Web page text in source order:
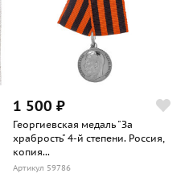
1 500 ₽
Георгиевская медаль "За
храбрость" 4-й степени. Россия,
копия...
Артикул 59786